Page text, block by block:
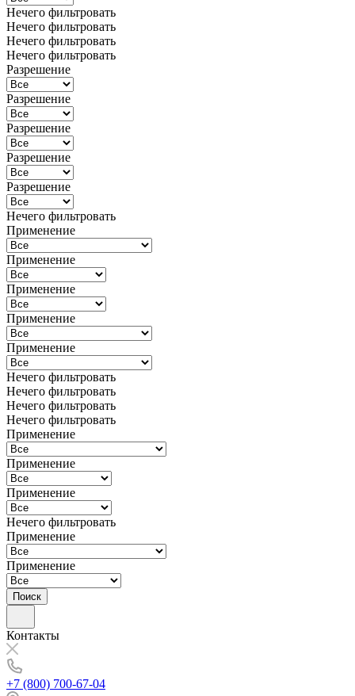
Нечего фильтровать
Нечего фильтровать
Нечего фильтровать
Нечего фильтровать
Разрешение
Разрешение
Разрешение
Разрешение
Разрешение
Нечего фильтровать
Применение
Применение
Применение
Применение
Применение
Нечего фильтровать
Нечего фильтровать
Нечего фильтровать
Нечего фильтровать
Применение
Применение
Применение
Нечего фильтровать
Применение
Применение
Поиск
Контакты
+7 (800) 700-67-04